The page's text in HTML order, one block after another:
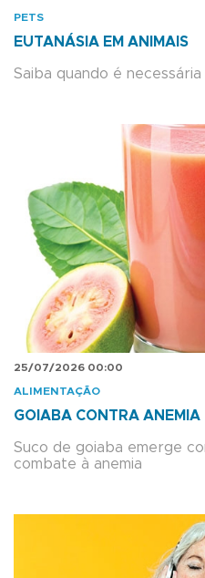
PETS
EUTANÁSIA EM ANIMAIS
Saiba quando é
25/07/2026 00:00
ALIMENTAÇÃO
GOIABA CONTRA ANEMIA
Suco de goiaba emerge
combate à anemia